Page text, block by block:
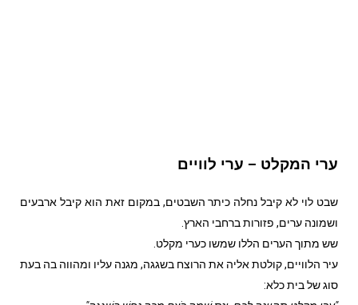
ערי המקלט – ערי לוויים
שבט לוי לא קיבל נחלה כיתר השבטים, במקום זאת הוא קיבל ארבעים
ושמונה ערים, פזורות ברחבי הארץ.
שש מתוך הערים הללו שמשו כערי מקלט.
עיר הלוויים, קולטת אליה את הרוצח בשגגה, מגנה עליו ומהווה בה בעת
סוג של בית כלא: